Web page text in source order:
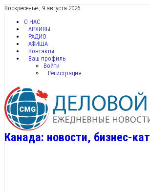
Воскресенье , 9 августа 2026
О НАС
АРХИВЫ
РАДИО
АФИША
Контакты
Ваш профиль
Войти
Регистрация
Канада: новости, бизнес-